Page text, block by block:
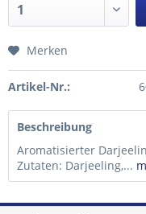
Merken
Artikel-Nr.:
Beschreibung
Aromatisierter
Zutaten: Darjeeling,...